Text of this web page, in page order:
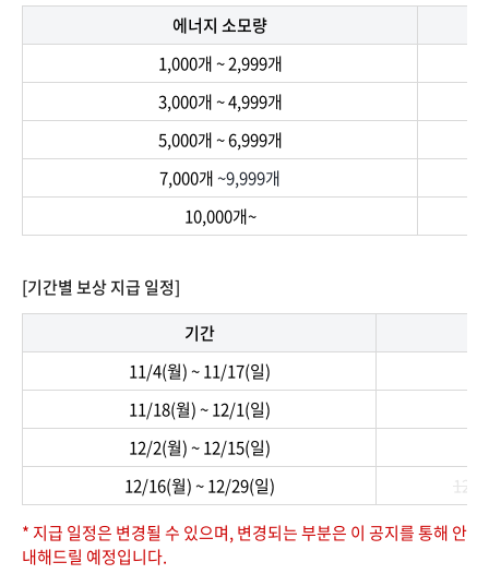
에너지 소모량
1,000개 ~ 2,999개
3,000개 ~ 4,999개
5,000개 ~ 6,999개
7,000개~9,999개
10,000개~
[기간별 보상 지급 일정]
기간
11/4(월) ~ 11/17(일)
11/18(월) ~ 12/1(일)
12/2(월) ~ 12/15(일)
12/16(월) ~ 12/29(일)
12/
* 지급 일정은 변경될 수 있으며, 변경되는 부분은 이 공지를 통해 안
내해드릴 예정입니다.